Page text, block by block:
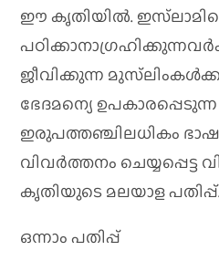
ഈ കൃതിയില്‍.
ജീവിക്കുന്ന
ഭേദമന്യെ
ഇരുപത്തഞ്ചിലധികം
വിവര്‍ത്തനം ചെയ്യപ്പെട്ട
കൃതിയുടെ മലയാള
ഒന്നാം പതിപ്പ്